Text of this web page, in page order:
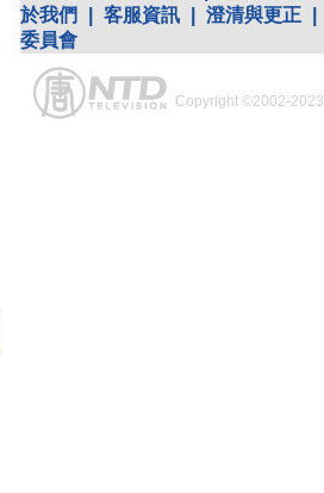
於我們
客服資訊 澄清與更正
委員會
Copyright ©2002-2023